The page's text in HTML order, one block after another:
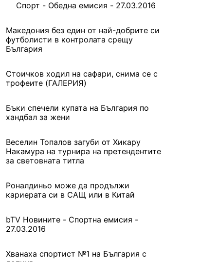
Спорт - Обедна емисия - 27.03.2016
Македония без един от най-добрите си
футболисти в контролата срещу
България
Стоичков ходил на сафари, снима се с
трофеите (ГАЛЕРИЯ)
Бъки спечели купата на България по
хандбал за жени
Веселин Топалов загуби от Хикару
Накамура на турнира на претендентите
за световната титла
Роналдиньо може да продължи
кариерата си в САЩ или в Китай
bTV Новините - Спортна емисия -
27.03.2016
Хванаха спортист №1 на България с